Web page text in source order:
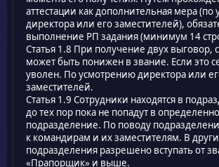
аттестации как дополнительная мера
директора или его заместителей),
выполнение РП задания (минимум 14
Статья 1.8 При получение двух выговор,
может быть понижен в звание. Если это
уволен. По усмотрению директора или
заместителей.
Статья 1.9 Сотрудники находятся в
до тех пор пока не попадут в
подразделение. По поводу
к командирам и их заместителям. В
подразделения разрешено вступать от
«Прапорщик» и выше.